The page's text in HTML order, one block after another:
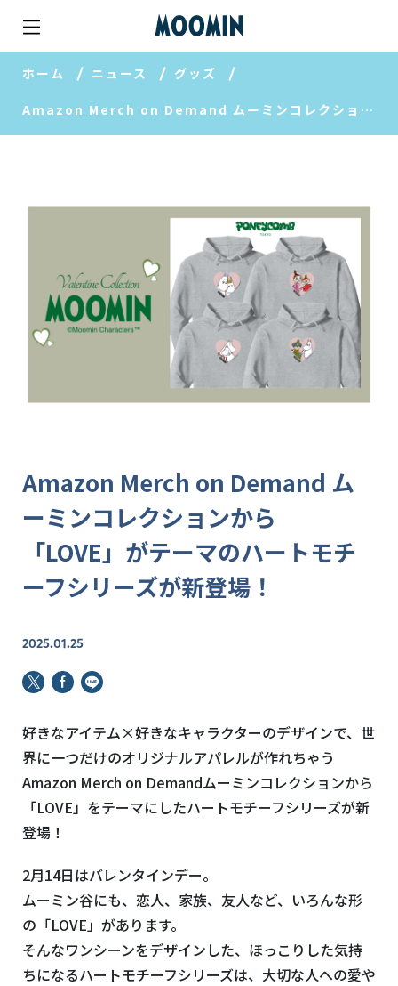
ホーム ニュース グッズ
Amazon Merch on Demand ムーミンコレクションから「LOVE」がテーマのハートモチーフシリーズが新登場！
Amazon Merch on Demand ム
ーミンコレクションから
「LOVE」がテーマのハートモチ
ーフシリーズが新登場！
2025.01.25
好きなアイテム×好きなキャラクターのデザインで、世
界に一つだけのオリジナルアパレルが作れちゃう
Amazon Merch on Demandムーミンコレクションから
「LOVE」をテーマにしたハートモチーフシリーズが新
登場！
2月14日はバレンタインデー。
ムーミン谷にも、恋人、家族、友人など、いろんな形
の「LOVE」があります。
そんなワンシーンをデザインした、ほっこりした気持
ちになるハートモチーフシリーズは、大切な人への愛や